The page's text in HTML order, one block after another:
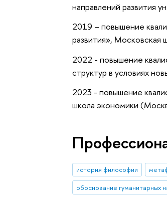
направлений развития
2019 – повышение
развития», Московская
2022 - повышение
структур в условиях
2023 - повышение
школа экономики
история философии
обоснование гуманитарных